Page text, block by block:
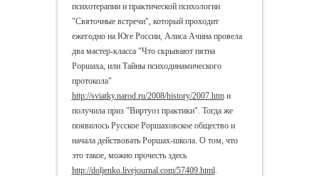
психотерапии и практической психологии
"Святочные встречи", который проходит
ежегодно на Юге России, Алиса Ачина провела
два мастер-класса "Что скрывают пятна
Роршаха, или Тайны психодинамического
протокола"
http://sviatky.narod.ru/2008/history/2007.htmи
получила приз "Виртуоз практики". Тогда же
появилось Русское Роршаховское общество и
начала действовать Роршах-школа. О том, что
это такое, можно прочесть здесь
http://doljenko.livejournal.com/57409.html.